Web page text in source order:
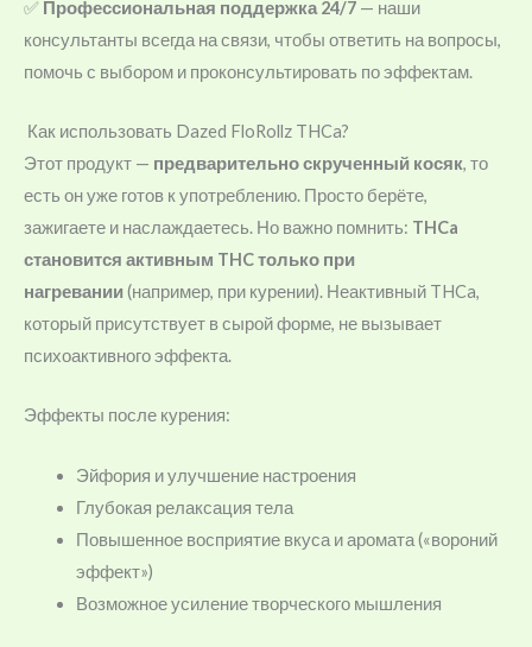
✅ Профессиональная поддержка 24/7 — наши
консультанты всегда на связи, чтобы ответить на вопросы,
помочь с выбором и проконсультировать по эффектам.
Как использовать Dazed FloRollz THCa?
Этот продукт — предварительно скрученный косяк, то
есть он уже готов к употреблению. Просто берёте,
зажигаете и наслаждаетесь. Но важно помнить: THCa
становится активным THC только при
нагревании(например, при курении). Неактивный THCa,
который присутствует в сырой форме, не вызывает
психоактивного эффекта.
Эффекты после курения:
Эйфория и улучшение настроения
Глубокая релаксация тела
Повышенное восприятие вкуса и аромата («вороний
эффект»)
Возможное усиление творческого мышления